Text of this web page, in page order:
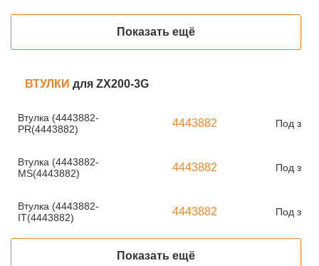
Показать ещё
ВТУЛКИ для ZX200-3G
Втулка (4443882-
PR(4443882)
4443882 Под
Втулка (4443882-
MS(4443882)
4443882 Под
Втулка (4443882-
IT(4443882)
4443882 Под
Показать ещё